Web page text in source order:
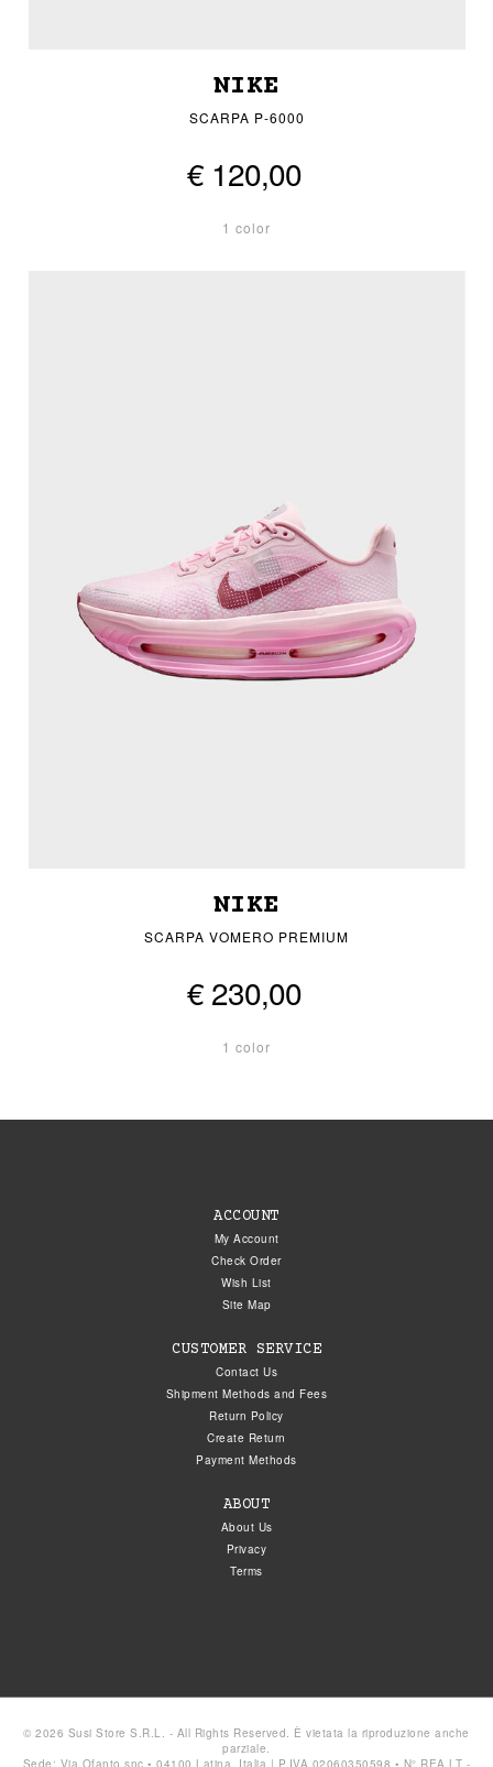
NIKE
SCARPA P-6000
€ 120,00
1 color
NIKE
SCARPA VOMERO PREMIUM
€ 230,00
1 color
ACCOUNT
My Account
Check Order
Wish List
Site Map
CUSTOMER SERVICE
Contact Us
Shipment Methods and Fees
Return Policy
Create Return
Payment Methods
ABOUT
About Us
Privacy
Terms
© 2026 Susi Store S.R.L. - All Rights Reserved. È vietata la riproduzione anche
parziale.
Sede: Via Ofanto snc • 04100 Latina, Italia | P.IVA 02060350598 • N° REA LT -